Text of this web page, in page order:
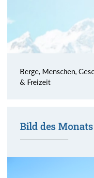
Berge, Menschen,
& Freizeit
Bild des Monats